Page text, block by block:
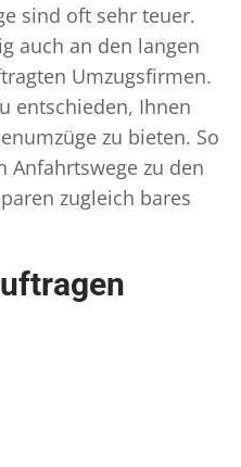
sind oft sehr teuer.
auch an den langen
Umzugsfirmen.
entschieden, Ihnen
zu bieten. So
Anfahrtswege zu den
zugleich bares